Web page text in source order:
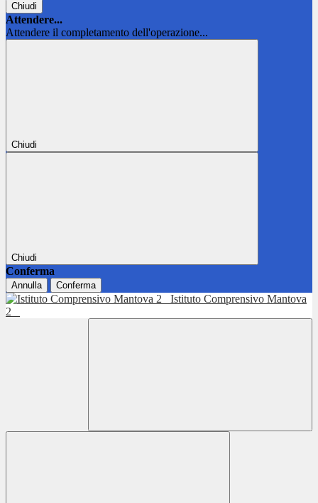
Chiudi
Attendere...
Attendere il completamento dell'operazione...
Chiudi
Chiudi
Conferma
Annulla Conferma
Istituto Comprensivo Mantova
2